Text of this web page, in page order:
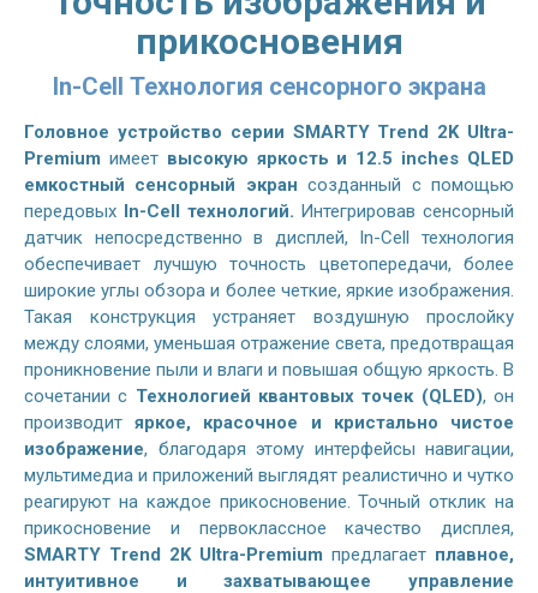
прикосновения
In-Cell Технология сенсорного экрана
Головное устройство серии SMARTY Trend 2K Ultra-
Premium имеет высокую яркость и 12.5 inches QLED
емкостный сенсорный экран созданный с помощью
передовых In-Cell технологий. Интегрировав сенсорный
датчик непосредственно в дисплей, In-Cell технология
обеспечивает лучшую точность цветопередачи, более
широкие углы обзора и более четкие, яркие изображения.
Такая конструкция устраняет воздушную прослойку
между слоями, уменьшая отражение света, предотвращая
проникновение пыли и влаги и повышая общую яркость. В
сочетании с Технологией квантовых точек (QLED), он
производитяркое, красочное и кристально чистое
изображение, благодаря этому интерфейсы навигации,
мультимедиа и приложений выглядят реалистично и чутко
реагируют на каждое прикосновение. Точный отклик на
прикосновение и первоклассное качество дисплея,
SMARTY Trend 2K Ultra-Premium предлагает плавное,
интуитивное и захватывающее управление